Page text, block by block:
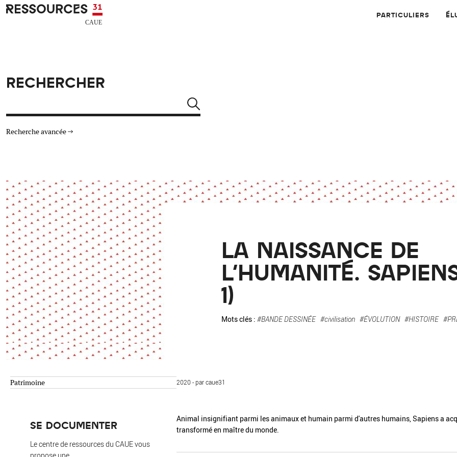
Aller au contenu principal
CAUE RESSOURCES 31 PARTICULIERS
RECHERCHER
Recherche avancée
Architecture
Arts Design
Énergie
Environnement
Habiter
Jeunes
Patrimoine
Paysage
Société
Transition écologique
Urbanisme
Actualité
Dossier
Expérience Fiche / Guide Livre Podcast
Revue Revue de presse
- Auteur -
Réinitialiser Fermer la recherche avancée
LA NAISSANCE DE
L'HUMANITÉ.
1)
Mots clés : #BANDE DESSINÉE #civilisation #ÉVOLUTION #HISTOIRE
Patrimoine
SE DOCUMENTER
Le centre de ressources du CAUE vous
2020 - par caue31
Animal insignifiant parmi les animaux et humain parmi d'autres humains, Sapiens a
transformé en maître du monde.